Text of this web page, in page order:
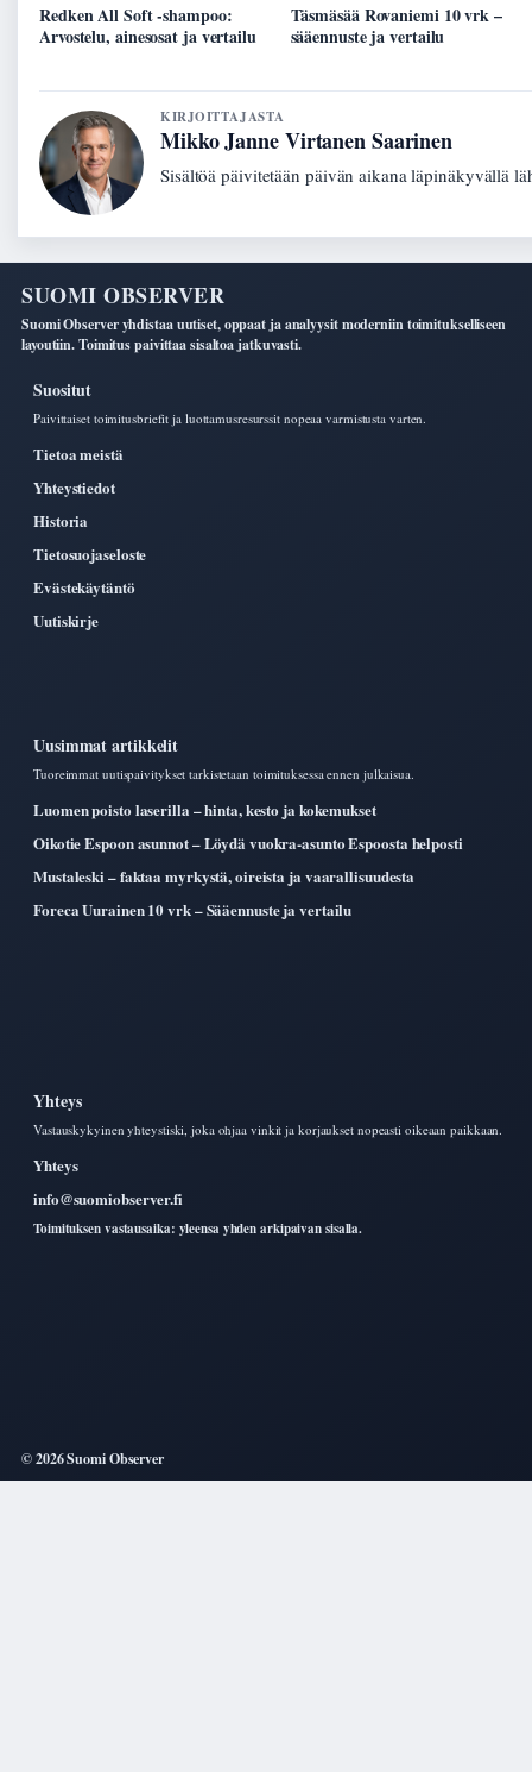
Redken All Soft -shampoo:
Arvostelu, ainesosat ja vertailu
Täsmäsää Rovaniemi 10 vrk –
sääennuste ja vertailu
KIRJOITTAJASTA
Mikko Janne Virtanen Saarinen
Sisältöä päivitetään päivän aikana läpinäkyvällä
SUOMI OBSERVER
Suomi Observer yhdistaa uutiset, oppaat ja analyysit moderniin toimitukselliseen
layoutiin. Toimitus paivittaa sisaltoa jatkuvasti.
Suositut
Paivittaiset toimitusbriefit ja luottamusresurssit nopeaa varmistusta varten.
Tietoa meistä
Yhteystiedot
Historia
Tietosuojaseloste
Evästekäytäntö
Uutiskirje
Uusimmat artikkelit
Tuoreimmat uutispaivitykset tarkistetaan toimituksessa ennen julkaisua.
Luomen poisto laserilla – hinta, kesto ja kokemukset
Oikotie Espoon asunnot – Löydä vuokra-asunto Espoosta helposti
Mustaleski – faktaa myrkystä, oireista ja vaarallisuudesta
Foreca Uurainen 10 vrk – Sääennuste ja vertailu
Yhteys
Vastauskykyinen yhteystiski, joka ohjaa vinkit ja korjaukset nopeasti oikeaan paikkaan.
Yhteys
info@suomiobserver.fi
Toimituksen vastausaika: yleensa yhden arkipaivan sisalla.
© 2026 Suomi Observer